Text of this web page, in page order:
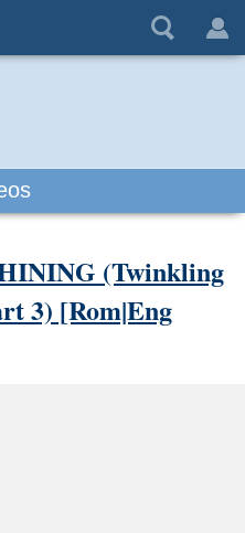
(Twinkling
3) [Rom|Eng